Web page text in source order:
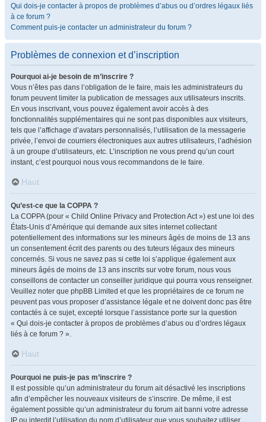
Qui dois-je contacter à propos de problèmes d’abus ou d’ordres légaux liés
à ce forum ?
Comment puis-je contacter un administrateur du forum ?
Problèmes de connexion et d’inscription
Pourquoi ai-je besoin de m’inscrire ?
Vous n’êtes pas dans l’obligation de le faire, mais les administrateurs du
forum peuvent limiter la publication de messages aux utilisateurs inscrits.
En vous inscrivant, vous pouvez également avoir accès à des
fonctionnalités supplémentaires qui ne sont pas disponibles aux visiteurs,
tels que l’affichage d’avatars personnalisés, l’utilisation de la messagerie
privée, l’envoi de courriers électroniques aux autres utilisateurs, l’adhésion
à un groupe d’utilisateurs, etc. L’inscription ne vous prend qu’un court
instant, c’est pourquoi nous vous recommandons de le faire.
Haut
Qu’est-ce que la COPPA ?
La COPPA (pour « Child Online Privacy and Protection Act ») est une loi des
États-Unis d’Amérique qui demande aux sites internet collectant
potentiellement des informations sur les mineurs âgés de moins de 13 ans
un consentement écrit des parents ou des tuteurs légaux des mineurs
concernés. Si vous ne savez pas si cette loi s’applique également aux
mineurs âgés de moins de 13 ans inscrits sur votre forum, nous vous
conseillons de contacter un conseiller juridique qui pourra vous renseigner.
Veuillez noter que phpBB Limited et que les propriétaires de ce forum ne
peuvent pas vous proposer d’assistance légale et ne doivent donc pas être
contactés à ce sujet, excepté lorsque l’assistance porte sur la question
« Qui dois-je contacter à propos de problèmes d’abus ou d’ordres légaux
liés à ce forum ? ».
Haut
Pourquoi ne puis-je pas m’inscrire ?
Il est possible qu’un administrateur du forum ait désactivé les inscriptions
afin d’empêcher les nouveaux visiteurs de s’inscrire. De même, il est
également possible qu’un administrateur du forum ait banni votre adresse
IP ou interdit l’utilisation du nom d’utilisateur que vous souhaitez utiliser.